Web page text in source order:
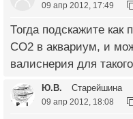
09 апр 2012, 17:49
Тогда подскажите как
СО2 в аквариум, и
валиснерия для
Ю.В. Старейшина
09 апр 2012, 18:08